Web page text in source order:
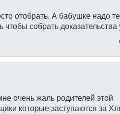
отобрать. А бабушке надо
чтобы собрать доказательства
очень жаль родителей этой
которые заступаются за